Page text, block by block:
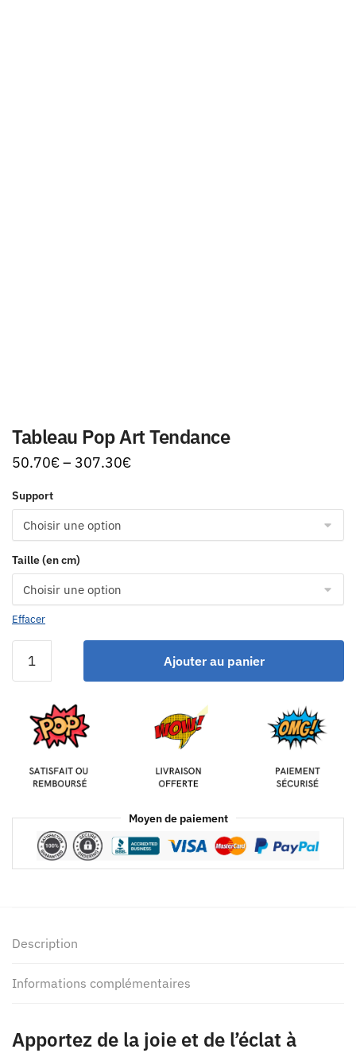
Tableau Pop Art Tendance
50.70€– 307.30€
Support
Taille (en cm)
Effacer
Ajouter au panier
Moyen de paiement
Description
Informations complémentaires
Apportez de la joie et de l’éclat à